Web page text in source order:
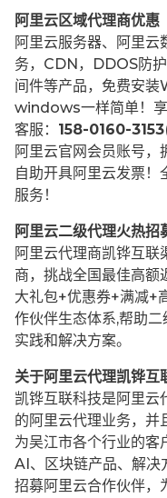
阿里云区域代理商优惠
阿里云服务器、阿里
务，CDN，DDOS防
间件等产品，免费安
windows一样简单！享
客服： 158-0160-3153
阿里云官网会员账号，
自助开具阿里云发票
服务！
阿里云二级代理火热招
阿里云代理商凯铧互联
商，挑战全国最佳高额
大礼包+优惠券+满减+
作伙伴生态体系,帮助
实践和解决方案。
关于阿里云代理凯铧互
凯铧互联科技是阿里云
的阿里云代理业务，并
为吴江市各个行业的客
AI、区块链产品、解决
招募阿里云合作伙伴，